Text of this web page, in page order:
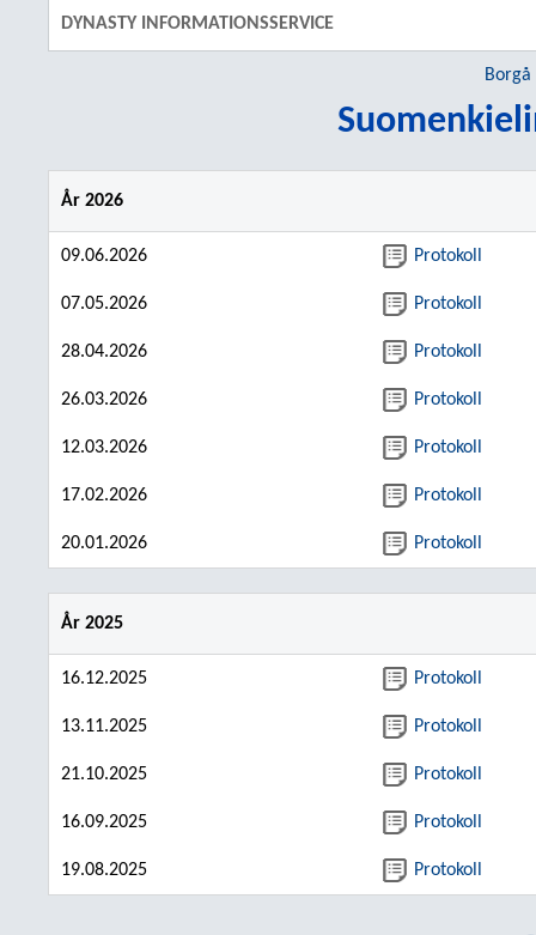
DYNASTY INFORMATIONSSERVICE
Borgå
År 2026
09.06.2026 Protokoll
07.05.2026 Protokoll
28.04.2026 Protokoll
26.03.2026 Protokoll
12.03.2026 Protokoll
17.02.2026 Protokoll
20.01.2026 Protokoll
År 2025
16.12.2025 Protokoll
13.11.2025 Protokoll
21.10.2025 Protokoll
16.09.2025 Protokoll
19.08.2025 Protokoll